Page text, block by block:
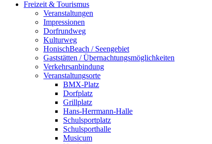
Freizeit & Tourismus
Veranstaltungen
Impressionen
Dorfrundweg
Kulturweg
HonischBeach / Seengebiet
Gaststätten / Übernachtungsmöglichkeiten
Verkehrsanbindung
Veranstaltungsorte
BMX-Platz
Dorfplatz
Grillplatz
Hans-Herrmann-Halle
Schulsportplatz
Schulsporthalle
Musicum